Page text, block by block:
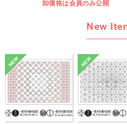
卸価格は会員のみ公開
New
NEW NEW